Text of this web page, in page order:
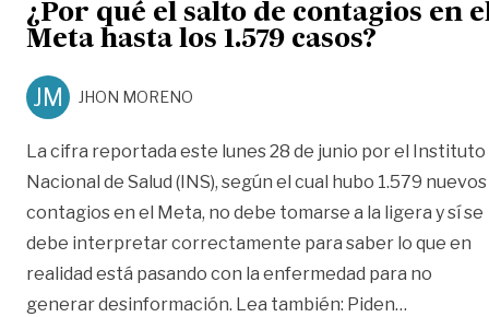
¿Por qué el salto de contagios en
Meta hasta los 1.579 casos?
JM JHON MORENO
La cifra reportada este lunes 28 de junio por el Instituto
Nacional de Salud (INS), según el cual hubo 1.579 nuevos
contagios en el Meta, no debe tomarse a la ligera y sí se
debe interpretar correctamente para saber lo que en
realidad está pasando con la enfermedad para no
generar desinformación. Lea también: Piden…